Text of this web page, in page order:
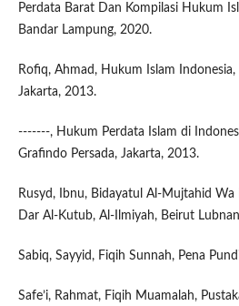
Perdata Barat Dan Kompilasi Hukum
Bandar Lampung, 2020.
Rofiq, Ahmad, Hukum Islam Indonesia,
Jakarta, 2013.
-------, Hukum Perdata Islam di
Grafindo Persada, Jakarta, 2013.
Rusyd, Ibnu, Bidayatul Al-Mujtahid
Dar Al-Kutub, Al-Ilmiyah, Beirut
Sabiq, Sayyid, Fiqih Sunnah, Pena
Safe’i, Rahmat, Fiqih Muamalah,